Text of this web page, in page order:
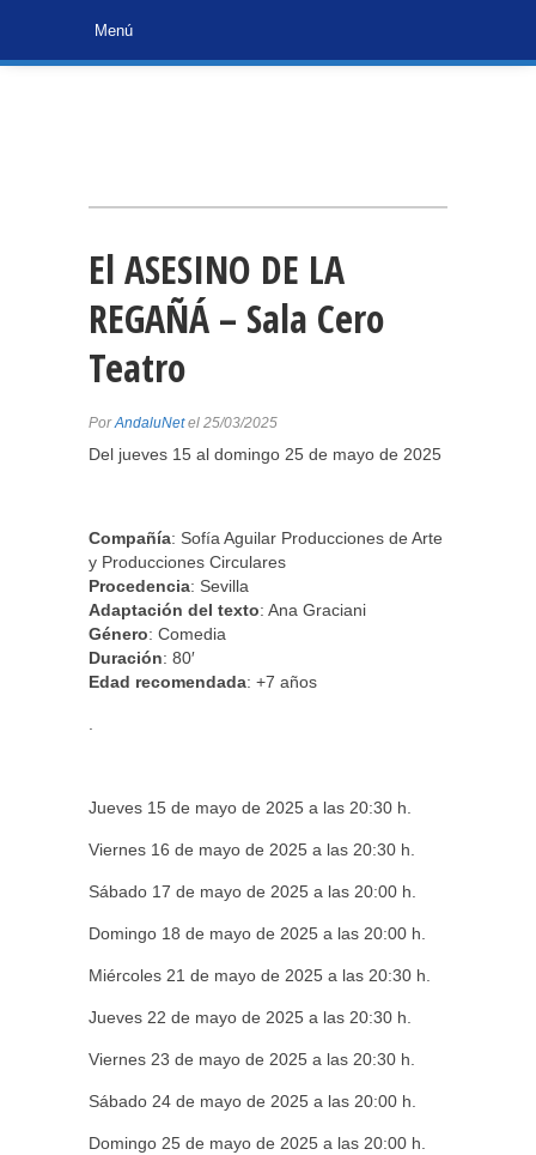
El ASESINO DE LA
REGAÑÁ – Sala Cero
Teatro
PorAndaluNetel 25/03/2025
Del jueves 15 al domingo 25 de mayo de 2025
Compañía: Sofía Aguilar Producciones de Arte
y Producciones Circulares
Procedencia: Sevilla
Adaptación del texto: Ana Graciani
Género: Comedia
Duración: 80′
Edad recomendada: +7 años
.
Jueves 15 de mayo de 2025 a las 20:30 h.
Viernes 16 de mayo de 2025 a las 20:30 h.
Sábado 17 de mayo de 2025 a las 20:00 h.
Domingo 18 de mayo de 2025 a las 20:00 h.
Miércoles 21 de mayo de 2025 a las 20:30 h.
Jueves 22 de mayo de 2025 a las 20:30 h.
Viernes 23 de mayo de 2025 a las 20:30 h.
Sábado 24 de mayo de 2025 a las 20:00 h.
Domingo 25 de mayo de 2025 a las 20:00 h.